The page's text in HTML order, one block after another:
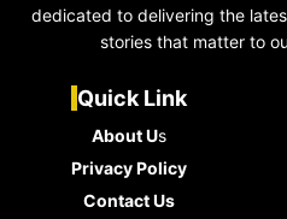
dedicated to delivering the
stories that matter to
Quick Link
About Us
Privacy Policy
Contact Us